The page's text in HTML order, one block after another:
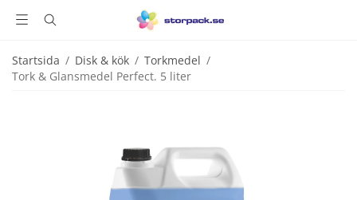
Startsida / Disk & kök / Torkmedel /
Tork & Glansmedel Perfect. 5 liter